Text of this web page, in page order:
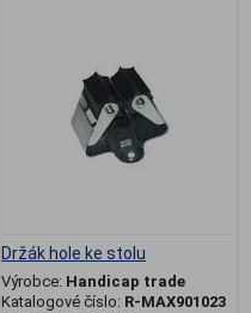
Držák hole ke stolu
Výrobce: Handicap trade
Katalogové číslo: R-MAX901023